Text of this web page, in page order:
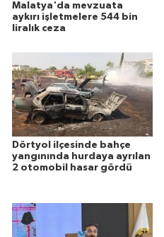
Malatya'da mevzuata
aykırı işletmelere 544 bin
liralık ceza
Dörtyol ilçesinde bahçe
yangınında hurdaya ayrılan
2 otomobil hasar gördü